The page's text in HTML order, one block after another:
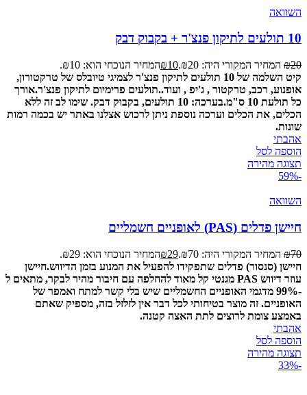
השוואה
10 תולעים לתיקון פנצ'ר + בקבוק דבק
₪20 המחיר המקורי היה: ₪20. ₪10
המחיר הנוכחי הוא: ₪10.
קיט השלמה של 10 תולעים לתיקון פנצ'ר לצמיגי טיובלס של טרקטורון,
אופנוע, רכב, טרקטור , ג'יפ , ועוד..תולעים פרימיום לתיקון פנצ'ר.אורך
כל תולעת 10 ס"מ.
בערכה: 10 תולעים, בקבוק דבק. שימו לב זה ללא
הכלים, את הכלים וערכה נוספת ניתן לרכוש אצלנו באתר יש בכמה רמות
שונות.
אהבתי
הוספה לסל
תצוגה מהירה
-59%
השוואה
חיישן פדלים (PAS) לאופניים חשמליים
₪70 המחיר המקורי היה: ₪70. ₪29
המחיר הנוכחי הוא: ₪29.
חיישן (סנסור) פדלים שתפקידו להפעיל את המנוע בזמן הדיווש.חיישן
עוזר דיווש PAS מגנטי קל מאוד להחלפה עם חיבור מהיר לבקר, מתאים ל
-99% מדגמי האופניים החשמליים שיש בלי קשר למתח ואמפר של
האופניים. זה מוצר בטיחותי לכל דבר אין לזלזל בזה, מספיק שאתם
באמצע צומת לרוצים לתת האצה קטנה.
אהבתי
הוספה לסל
תצוגה מהירה
-33%